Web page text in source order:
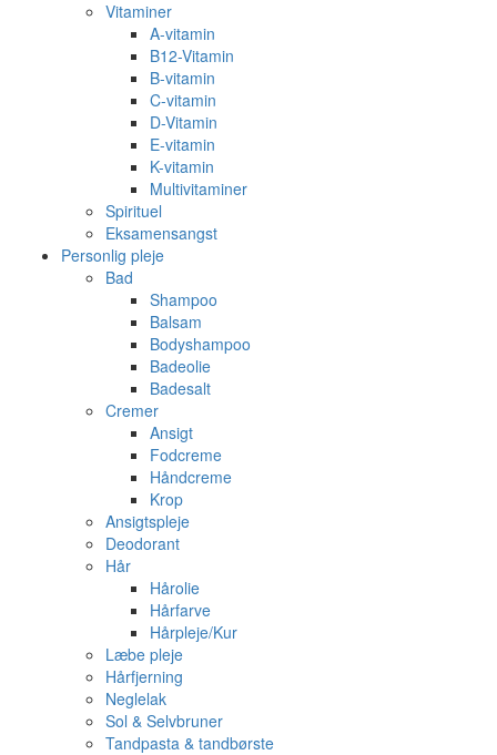
Vitaminer
A-vitamin
B12-Vitamin
B-vitamin
C-vitamin
D-Vitamin
E-vitamin
K-vitamin
Multivitaminer
Spirituel
Eksamensangst
Personlig pleje
Bad
Shampoo
Balsam
Bodyshampoo
Badeolie
Badesalt
Cremer
Ansigt
Fodcreme
Håndcreme
Krop
Ansigtspleje
Deodorant
Hår
Hårolie
Hårfarve
Hårpleje/Kur
Læbe pleje
Hårfjerning
Neglelak
Sol & Selvbruner
Tandpasta & tandbørste